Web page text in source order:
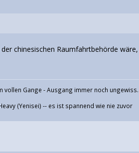
chinesischen Raumfahrtbehörde
vollen Gange - Ausgang immer noch ungewiss.
(Yenisei) -- es ist spannend wie nie zuvor